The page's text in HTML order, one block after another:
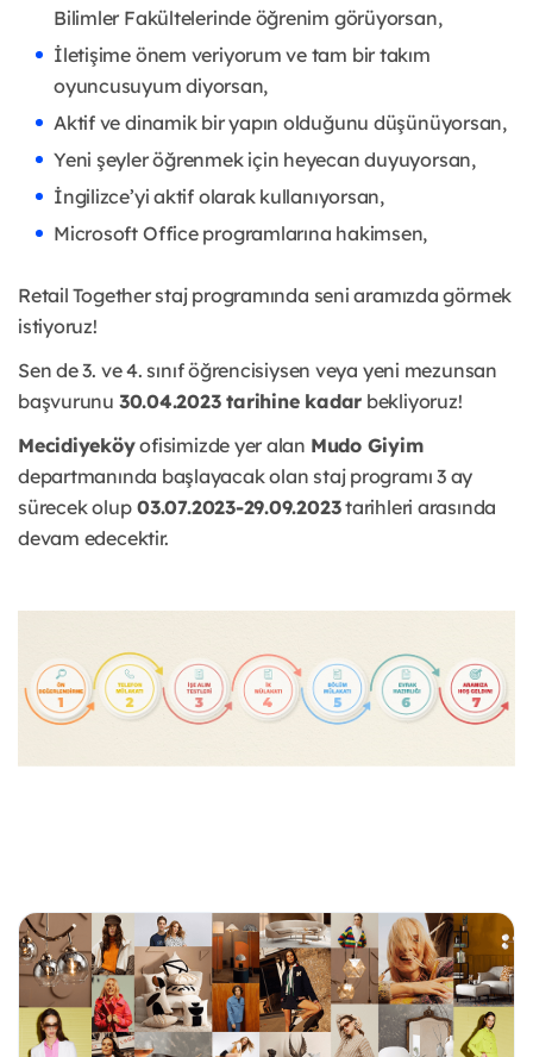
Bilimler Fakültelerinde öğrenim görüyorsan,
İletişime önem veriyorum ve tam bir takım
oyuncusuyum diyorsan,
Aktif ve dinamik bir yapın olduğunu düşünüyorsan,
Yeni şeyler öğrenmek için heyecan duyuyorsan,
İngilizce’yi aktif olarak kullanıyorsan,
Microsoft Office programlarına hakimsen,
Retail Together staj programında seni aramızda görmek
istiyoruz!
Sen de 3. ve 4. sınıf öğrencisiysen veya yeni mezunsan
başvurunu 30.04.2023 tarihine kadar bekliyoruz!
Mecidiyeköyofisimizde yer alan Mudo Giyim
departmanında başlayacak olan staj programı 3 ay
sürecek olup03.07.2023-29.09.2023tarihleri arasında
devam edecektir.